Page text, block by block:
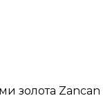
золота Zancan